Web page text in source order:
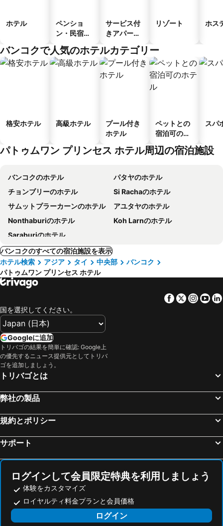
ホテル
ペンショ
ン・民宿・
ス
サービス付
きアパート
リゾート ホス
バンコクで人気のホテルカテゴリー
格安ホテル 高級ホテル
プール付き
ホテル
ペットとの
宿泊可のホ
スパ
パトゥムワン プリンセス ホテル周辺の宿泊施設
バンコクのホテル
パタヤのホテル
チョンブリーのホテル
Si Rachaのホテル
サムットプラーカーンのホテル
アユタヤのホテル
Nonthaburiのホテル
Koh Larnのホテル
Saraburiのホテル
バンコクのすべての宿泊施設を表示
ホテル検索
アジア タイ 中央部
バンコク
パトゥムワン プリンセス ホテル
Facebook
Twitter
国を選択してください。
Googleに追加
トリバゴの結果を簡単に確認: Google上
の優先するニュース提供元としてトリバ
ゴを追加しましょう。
トリバゴとは
弊社の製品
規約とポリシー
サポート
ログインして会員限定特典を利用しましょう
体験をカスタマイズ
ロイヤルティ料金プランと会員価格
ログイン